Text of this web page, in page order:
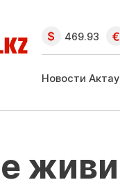
469.93
Новости Актау
живи